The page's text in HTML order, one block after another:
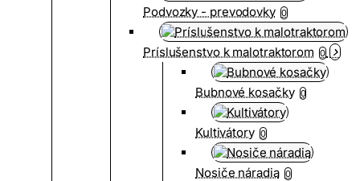
Podvozky - prevodovky 0
Príslušenstvo k malotraktorom 0
Bubnové kosačky 0
Kultivátory 0
Nosiče náradia 0